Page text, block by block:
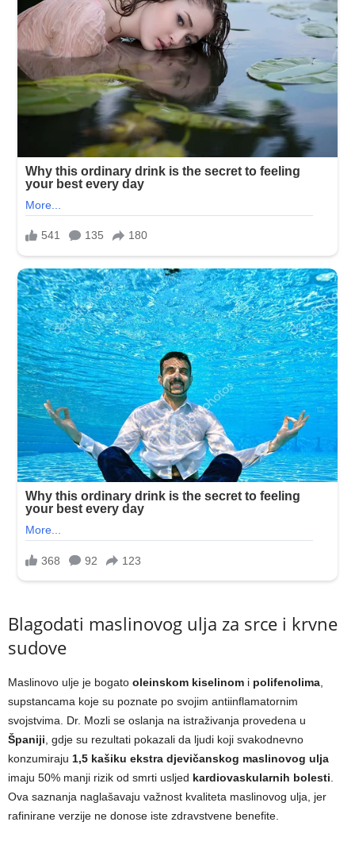
Blagodati maslinovog ulja za srce i krvne
sudove
Maslinovo ulje je bogato oleinskom kiselinom i polifenolima,
supstancama koje su poznate po svojim antiinflamatornim
svojstvima. Dr. Mozli se oslanja na istraživanja provedena u
Španiji, gdje su rezultati pokazali da ljudi koji svakodnevno
konzumiraju 1,5 kašiku ekstra djevičanskog maslinovog ulja
imaju 50% manji rizik od smrti usljed kardiovaskularnih bolesti.
Ova saznanja naglašavaju važnost kvaliteta maslinovog ulja, jer
rafinirane verzije ne donose iste zdravstvene benefite.